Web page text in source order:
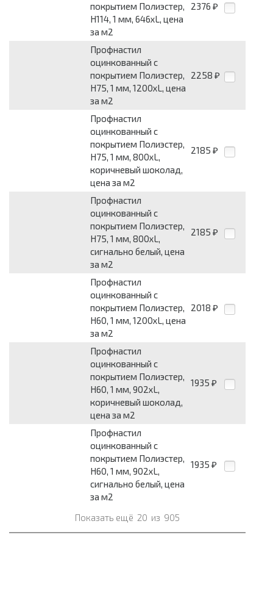
покрытием Полиэстер,
Н114, 1 мм, 646хL, цена
за м2
2376 ₽
Профнастил
оцинкованный с
покрытием Полиэстер,
Н75, 1 мм, 1200хL, цена
за м2
2258 ₽
Профнастил
оцинкованный с
покрытием Полиэстер,
Н75, 1 мм, 800хL,
коричневый шоколад,
цена за м2
2185 ₽
Профнастил
оцинкованный с
покрытием Полиэстер,
Н75, 1 мм, 800хL,
сигнально белый, цена
за м2
2185 ₽
Профнастил
оцинкованный с
покрытием Полиэстер,
Н60, 1 мм, 1200хL, цена
за м2
2018 ₽
Профнастил
оцинкованный с
покрытием Полиэстер,
Н60, 1 мм, 902хL,
коричневый шоколад,
цена за м2
1935 ₽
Профнастил
оцинкованный с
покрытием Полиэстер,
Н60, 1 мм, 902хL,
сигнально белый, цена
за м2
1935 ₽
Показать ещё 20 из 905